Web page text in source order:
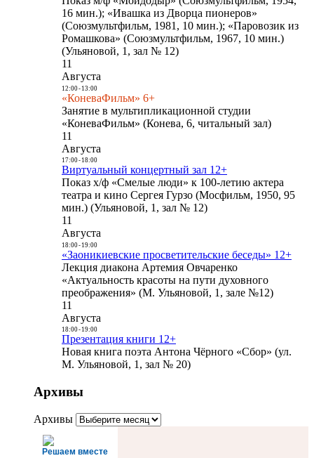
16 мин.); «Ивашка из Дворца пионеров»
(Союзмультфильм, 1981, 10 мин.); «Паровозик из
Ромашкова» (Союзмультфильм, 1967, 10 мин.)
(Ульяновой, 1, зал № 12)
11
Августа
12:00- 13:00
«КоневаФильм» 6+
Занятие в мультипликационной студии
«КоневаФильм» (Конева, 6, читальный зал)
11
Августа
17:00- 18:00
Виртуальный концертный зал 12+
Показ х/ф «Смелые люди» к 100-летию актера
театра и кино Сергея Гурзо (Мосфильм, 1950, 95
мин.) (Ульяновой, 1, зал № 12)
11
Августа
18:00- 19:00
«Заоникиевские просветительские беседы» 12+
Лекция диакона Артемия Овчаренко
«Актуальность красоты на пути духовного
преображения» (М. Ульяновой, 1, зале №12)
11
Августа
18:00- 19:00
Презентация книги 12+
Новая книга поэта Антона Чёрного «Сбор» (ул.
М. Ульяновой, 1, зал № 20)
Архивы
Архивы
Решаем вместе